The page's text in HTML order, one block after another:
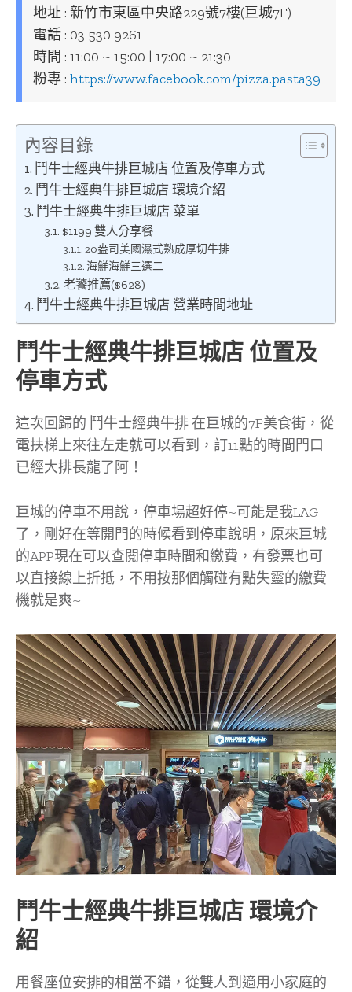
地址 : 新竹市東區中央路229號7樓(巨城7F)
電話 : 03 530 9261
時間 : 11:00 ~ 15:00 | 17:00 ~ 21:30
粉專 : https://www.facebook.com/pizza.pasta39
內容目錄
鬥牛士經典牛排巨城店 位置及停車方式
鬥牛士經典牛排巨城店 環境介紹
鬥牛士經典牛排巨城店 菜單
$1199 雙人分享餐
20盎司美國濕式熟成厚切牛排
海鮮海鮮三選二
老饕推薦($628)
鬥牛士經典牛排巨城店 營業時間地址
鬥牛士經典牛排巨城店 位置及
停車方式
這次回歸的 鬥牛士經典牛排 在巨城的7F美食街，從
電扶梯上來往左走就可以看到，訂11點的時間門口
已經大排長龍了阿！
巨城的停車不用說，停車場超好停~可能是我LAG
了，剛好在等開門的時候看到停車說明，原來巨城
的APP現在可以查閱停車時間和繳費，有發票也可
以直接線上折抵，不用按那個觸碰有點失靈的繳費
機就是爽~
鬥牛士經典牛排巨城店 環境介
紹
用餐座位安排的相當不錯，從雙人到適用小家庭的